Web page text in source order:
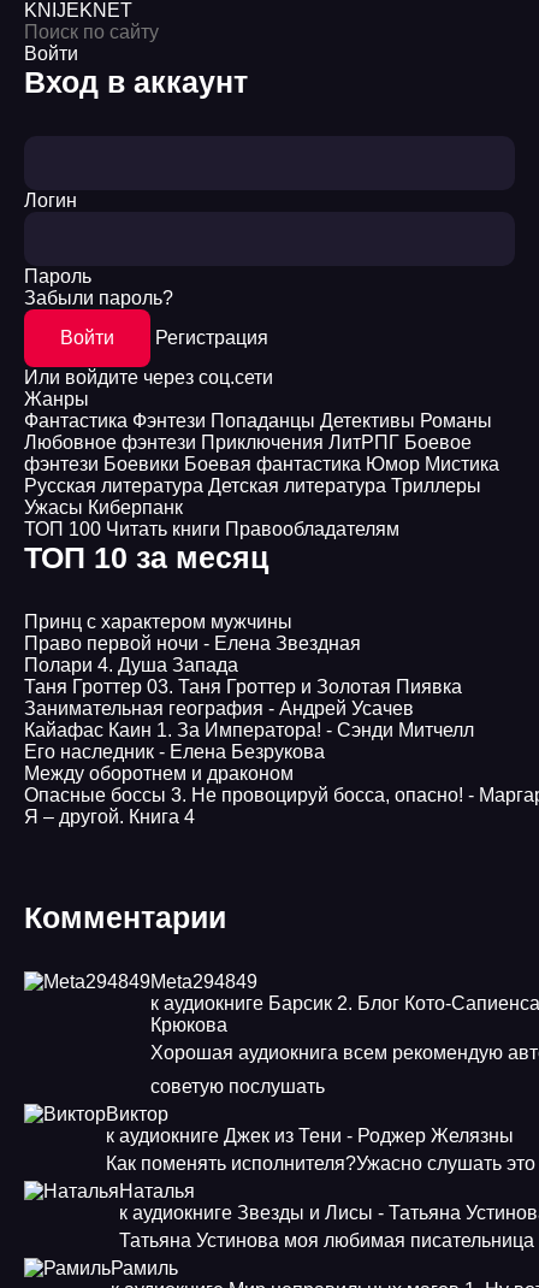
KNIJEKNET
Войти
Вход в аккаунт
Логин
Пароль
Забыли пароль?
Войти
Регистрация
Или войдите через соц.сети
Жанры
Фантастика Фэнтези Попаданцы Детективы Романы
Любовное фэнтези Приключения ЛитРПГ Боевое
фэнтези Боевики Боевая фантастика Юмор Мистика
Русская литература Детская литература Триллеры
Ужасы Киберпанк
ТОП 100 Читать книги Правообладателям
ТОП 10 за месяц
Принц с характером мужчины
Право первой ночи - Елена Звездная
Полари 4. Душа Запада
Таня Гроттер 03. Таня Гроттер и Золотая Пиявка
Занимательная география - Андрей Усачев
Кайафас Каин 1. За Императора! - Сэнди Митчелл
Его наследник - Елена Безрукова
Между оборотнем и драконом
Опасные боссы 3. Не провоцируй босса, опасно! -
Я – другой. Книга 4
Комментарии
Meta294849
к аудиокниге Барсик 2. Блог Кото-
Крюкова
Хорошая аудиокнига всем рекомендую
советую послушать
Виктор
к аудиокниге Джек из Тени - Роджер Желязны
Как поменять исполнителя?Ужасно слушать
Наталья
к аудиокниге Звезды и Лисы - Татьяна
Татьяна Устинова моя любимая писательница
Рамиль